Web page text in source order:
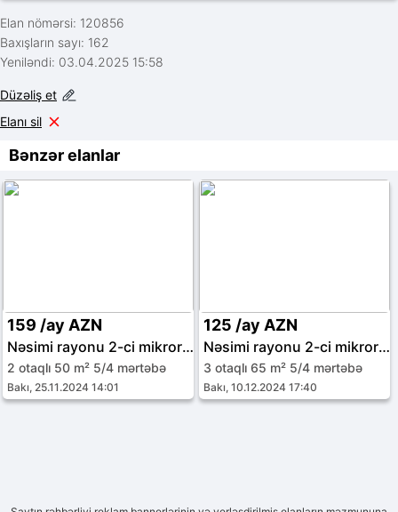
Elan nömərsi: 120856
Baxışların sayı: 162
Yeniləndi: 03.04.2025 15:58
Düzəliş et
Elanı sil
Bənzər elanlar
159 /ay AZN
Nəsimi rayonu 2-ci mikrorayon
2 otaqlı 50 m² 5/4 mərtəbə
Bakı, 25.11.2024 14:01
125 /ay AZN
Nəsimi rayonu 2-ci mikrorayon
3 otaqlı 65 m² 5/4 mərtəbə
Bakı, 10.12.2024 17:40